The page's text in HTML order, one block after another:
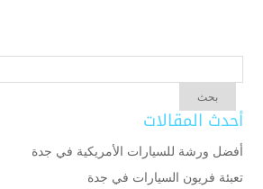
أحدث المقالات
أفضل ورشة للسيارات الأمريكية في جدة
تعبئة فريون السيارات في جدة